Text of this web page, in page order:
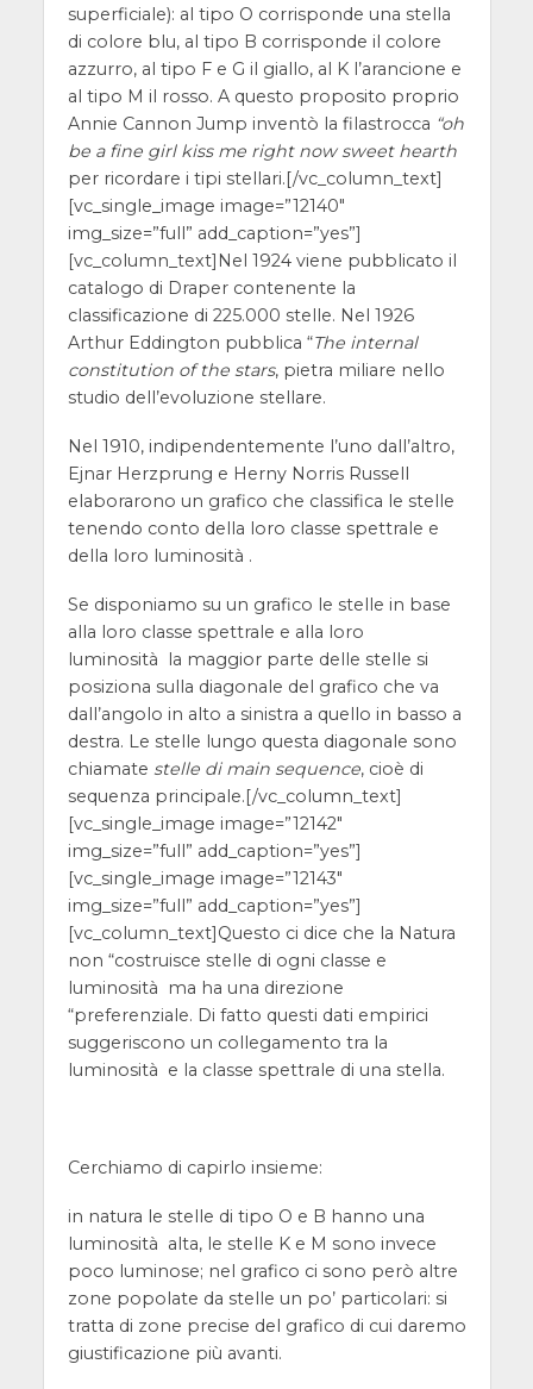
superficiale): al tipo O corrisponde una stella
di colore blu, al tipo B corrisponde il colore
azzurro, al tipo F e G il giallo, al K l’arancione e
al tipo M il rosso. A questo proposito proprio
Annie Cannon Jump inventò la filastrocca “oh
be a fine girl kiss me right now sweet hearth
per ricordare i tipi stellari. [/vc_column_text]
[vc_single_image image=”12140″
img_size=”full” add_caption=”yes”]
[vc_column_text] Nel 1924 viene pubblicato il
catalogo di Draper contenente la
classificazione di 225.000 stelle. Nel 1926
Arthur Eddington pubblica “The internal
constitution of the stars, pietra miliare nello
studio dell’evoluzione stellare.
Nel 1910, indipendentemente l’uno dall’altro,
Ejnar Herzprung e Herny Norris Russell
elaborarono un grafico che classifica le stelle
tenendo conto della loro classe spettrale e
della loro luminosità .
Se disponiamo su un grafico le stelle in base
alla loro classe spettrale e alla loro
luminosità
la maggior parte delle stelle si
posiziona sulla diagonale del grafico che va
dall’angolo in alto a sinistra a quello in basso a
destra. Le stelle lungo questa diagonale sono
chiamate stelle di main sequence, cioè di
sequenza principale.[/vc_column_text]
[vc_single_image image=”12142″
img_size=”full” add_caption=”yes”]
[vc_single_image image=”12143″
img_size=”full” add_caption=”yes”]
[vc_column_text]Questo ci dice che la Natura
non “costruisce stelle di ogni classe e
luminosità ma ha una direzione
“preferenziale. Di fatto questi dati empirici
suggeriscono un collegamento tra la
luminosità e la classe spettrale di una stella.
Cerchiamo di capirlo insieme:
in natura le stelle di tipo O e B hanno una
luminosità alta, le stelle K e M sono invece
poco luminose; nel grafico ci sono però altre
zone popolate da stelle un po’ particolari: si
tratta di zone precise del grafico di cui daremo
giustificazione più avanti.